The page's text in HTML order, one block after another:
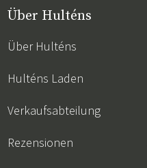
Über Hulténs
Über Hulténs
Hulténs Laden
Verkaufsabteilung
Rezensionen